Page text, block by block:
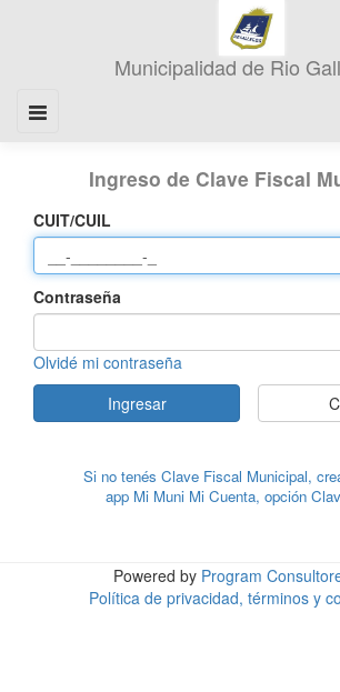
Ingreso de Clave Fiscal
CUIT/CUIL
Contraseña
Olvidé mi contraseña
Ingresar
Si no tenés Clave Fiscal Municipal,
app Mi Muni Mi Cuenta, opción
Powered by Program
Política de privacidad, términos y